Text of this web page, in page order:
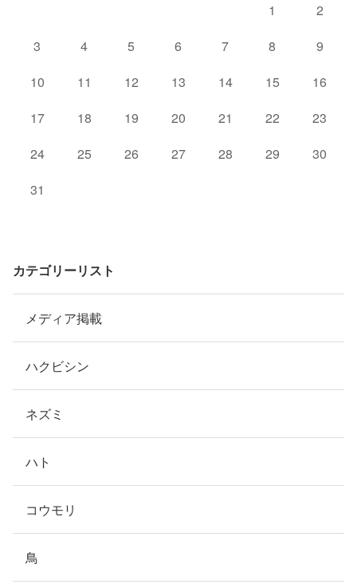
1
2
3
4 5 6 7 8
9
10
11 12 13 14 15
16
17
18 19 20 21 22
23
24
25 26 27 28 29
30
31
カテゴリーリスト
メディア掲載
ハクビシン
ネズミ
ハト
コウモリ
鳥